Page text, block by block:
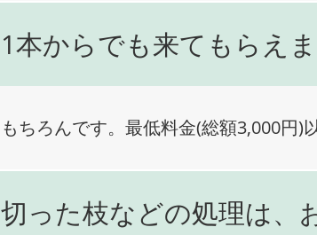
1本からでも来てもらえ
もちろんです。最低料金(総額3,000円)
切った枝などの処理は、